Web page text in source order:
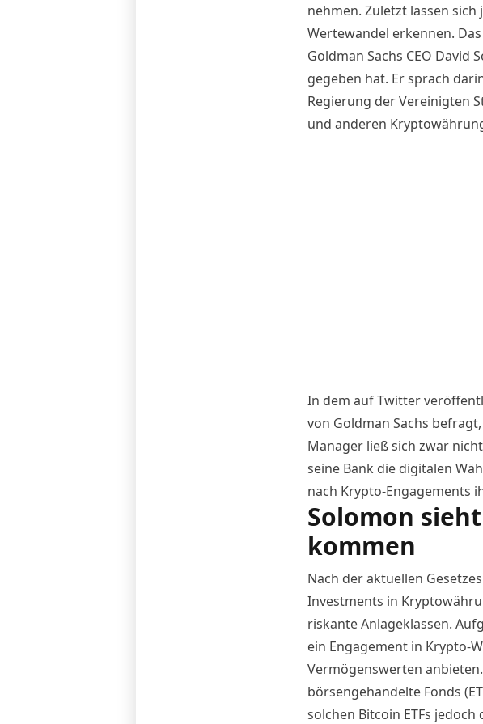
nehmen. Zuletzt lassen
Wertewandel erkennen.
Goldman Sachs CEO David
gegeben hat. Er sprach
Regierung der Vereinigten
und anderen
In dem aufTwitter
von Goldman Sachs
Manager ließ sich zwar
seine Bank die digitalen
nach Krypto-Engagements
Solomon
kommen
Nach der aktuellen
Investments in
riskante Anlageklassen.
ein Engagement in Krypto-
Vermögenswerten
börsengehandelte Fonds
solchen Bitcoin ETFs jedoch